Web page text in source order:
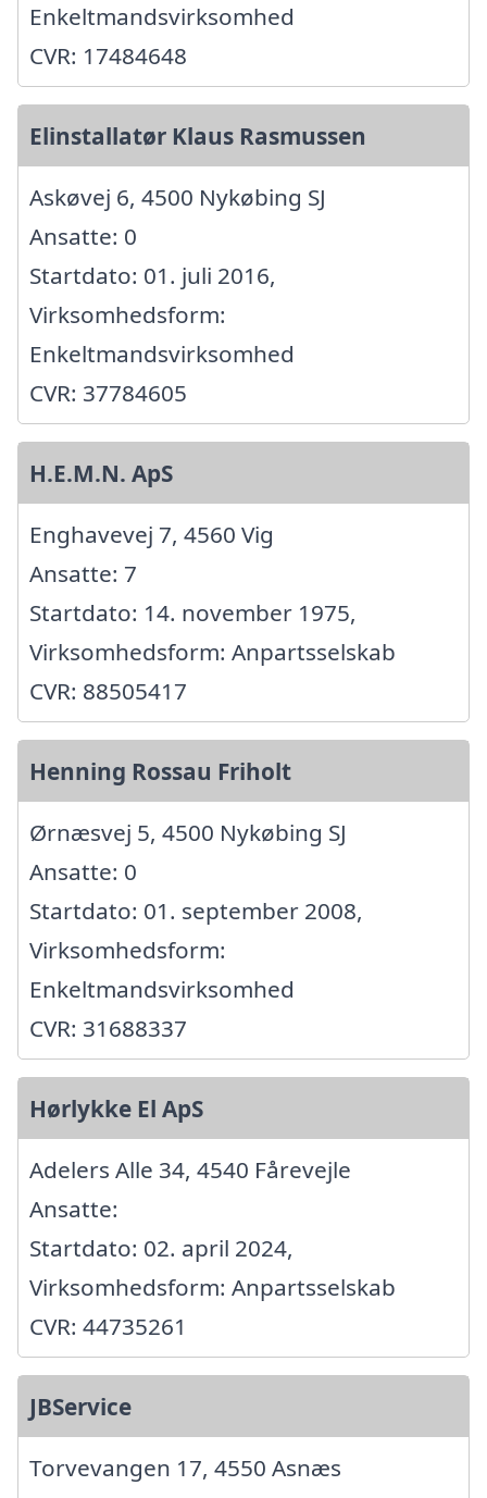
Enkeltmandsvirksomhed
CVR: 17484648
Elinstallatør Klaus Rasmussen
Askøvej 6, 4500 Nykøbing SJ
Ansatte: 0
Startdato: 01. juli 2016,
Virksomhedsform:
Enkeltmandsvirksomhed
CVR: 37784605
H.E.M.N. ApS
Enghavevej 7, 4560 Vig
Ansatte: 7
Startdato: 14. november 1975,
Virksomhedsform: Anpartsselskab
CVR: 88505417
Henning Rossau Friholt
Ørnæsvej 5, 4500 Nykøbing SJ
Ansatte: 0
Startdato: 01. september 2008,
Virksomhedsform:
Enkeltmandsvirksomhed
CVR: 31688337
Hørlykke El ApS
Adelers Alle 34, 4540 Fårevejle
Ansatte:
Startdato: 02. april 2024,
Virksomhedsform: Anpartsselskab
CVR: 44735261
JBService
Torvevangen 17, 4550 Asnæs